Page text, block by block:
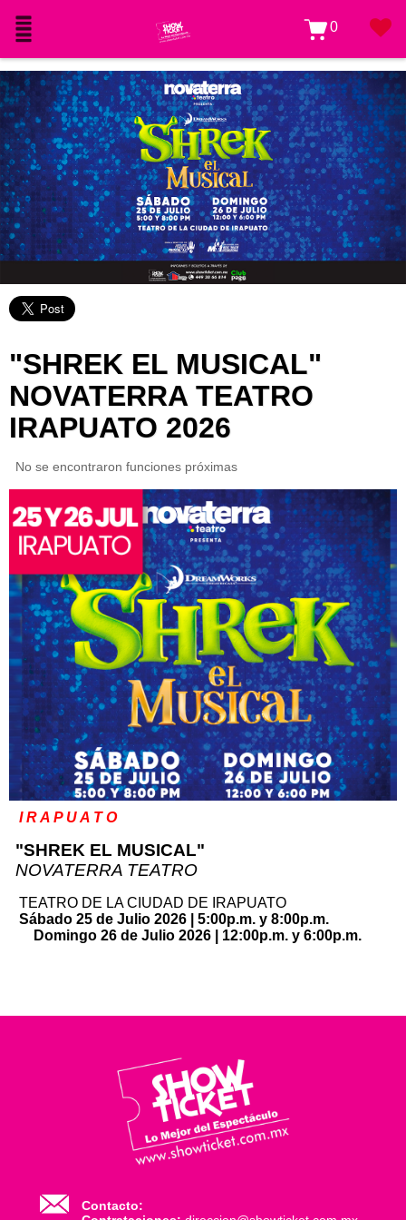
0
"SHREK EL MUSICAL"
NOVATERRA TEATRO
IRAPUATO 2026
No se encontraron funciones próximas
I R A P U A T O
"SHREK EL MUSICAL"
NOVATERRA TEATRO
TEATRO DE LA CIUDAD DE IRAPUATO
Sábado 25 de Julio 2026 | 5:00p.m. y 8:00p.m.
Domingo 26 de Julio 2026 | 12:00p.m. y 6:00p.m.
Contacto: